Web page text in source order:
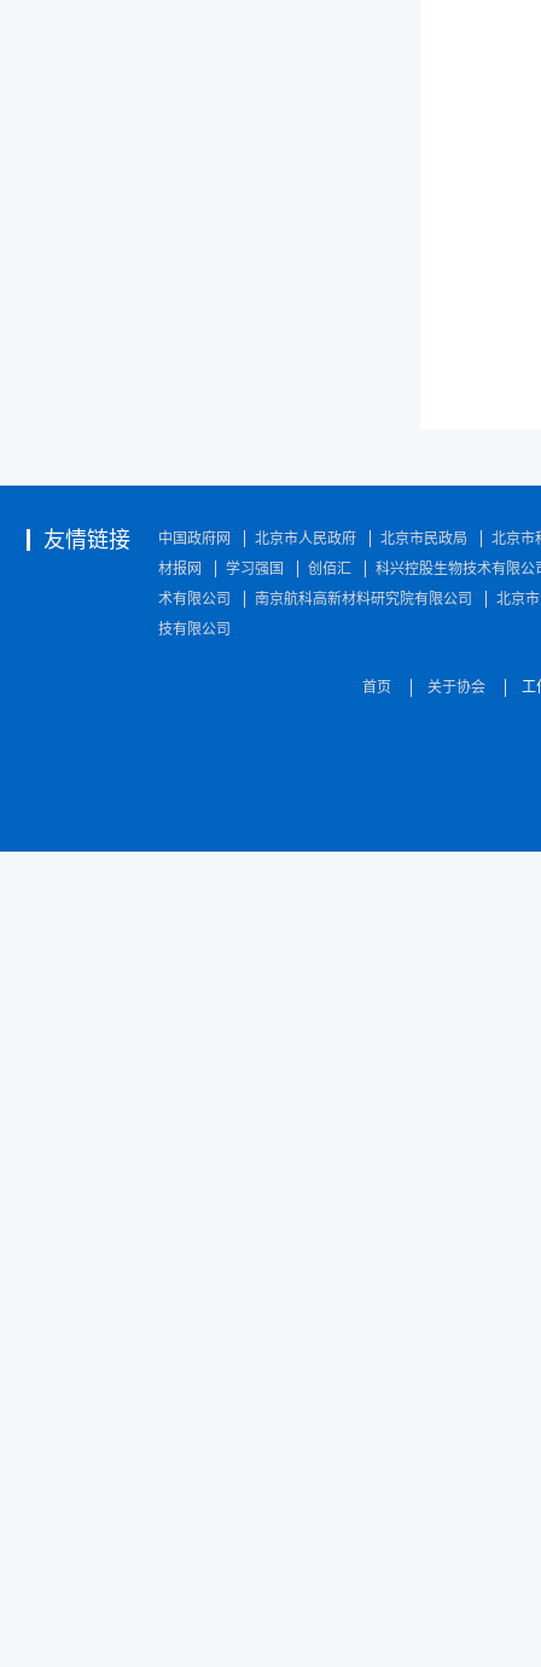
友情链接 中国政府网 北京市人民政府 北京市民政局
北京市
材报网
学习强国 创佰汇
科兴控股生物技术有限公
术有限公司
南京航科高新材料研究院有限公司
北京
技有限公司
首页 关于协会 工